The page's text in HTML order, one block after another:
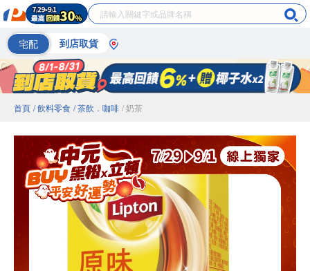
宅配 到店取貨
首頁 / 飲料零食 / 茶飲．咖啡 / 奶茶